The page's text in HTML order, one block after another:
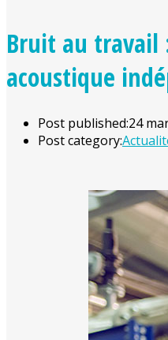
Bruit au travail
acoustique
Post published:24
Post category: